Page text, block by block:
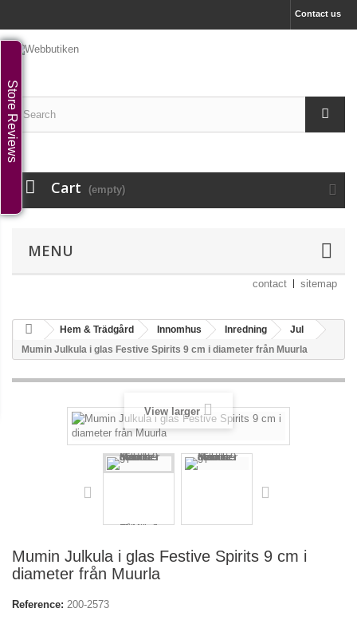
Contact us
Cart (empty)
MENU
contact sitemap
Hem & Trädgård Innomhus Inredning
Jul
Mumin Julkula i glas Festive Spirits 9 cm i diameter från Muurla
View larger
Mumin Julkula i glas Festive Spirits 9 cm i
diameter från Muurla
Reference: 200-2573
Store Reviews